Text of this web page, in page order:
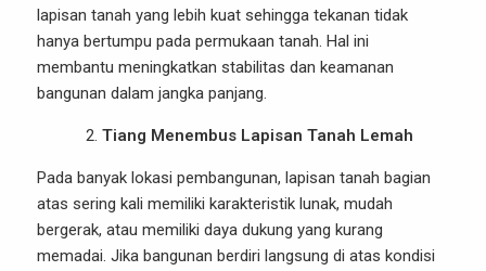
lapisan tanah yang lebih kuat sehingga tekanan tidak
hanya bertumpu pada permukaan tanah. Hal ini
membantu meningkatkan stabilitas dan keamanan
bangunan dalam jangka panjang.
Tiang Menembus Lapisan Tanah Lemah
Pada banyak lokasi pembangunan, lapisan tanah bagian
atas sering kali memiliki karakteristik lunak, mudah
bergerak, atau memiliki daya dukung yang kurang
memadai. Jika bangunan berdiri langsung di atas kondisi